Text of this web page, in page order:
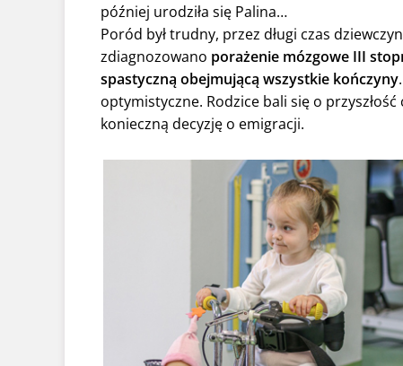
później urodziła się Palina…
Poród był trudny, przez długi czas
zdiagnozowano porażenie mózgowe III
spastyczną obejmującą wszystkie kończyny
optymistyczne. Rodzice bali się o
konieczną decyzję o emigracji.